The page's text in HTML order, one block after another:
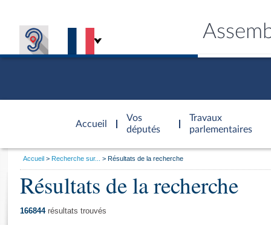
Accueil
d'accueil
Vos
députés
Travaux
parlementaires
Général
Vous
Accueil Recherche sur... Résultats de la recherche
Résultats de la recherche
166844résultats trouvés